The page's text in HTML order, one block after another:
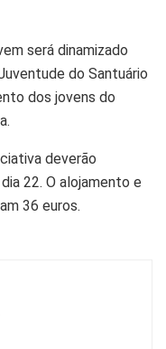
será dinamizado
do Santuário
dos jovens do
deverão
22. O alojamento e
36 euros.